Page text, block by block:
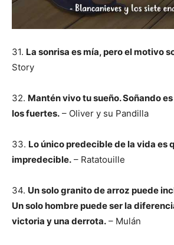
31. La sonrisa es mía, pero el motivo
Story
32. Mantén vivo tu sueño. Soñando
los fuertes. – Oliver y su Pandilla
33. Lo único predecible de la vida es
impredecible. – Ratatouille
34. Un solo granito de arroz puede
Un solo hombre puede ser la
victoria y una derrota. – Mulán